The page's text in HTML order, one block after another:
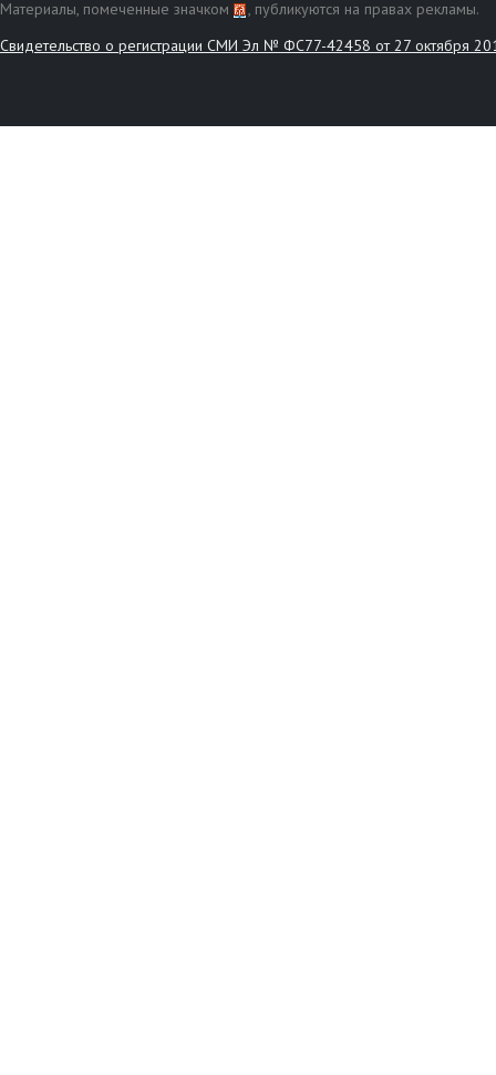
Материалы, помеченные значком
, публикуются на правах рекламы.
Свидетельство о регистрации СМИ Эл № ФС77-42458 от 27 октября